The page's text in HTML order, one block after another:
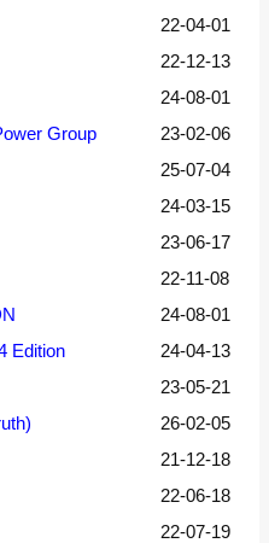
22-04-01
22-12-13
24-08-01
Group
23-02-06
25-07-04
24-03-15
23-06-17
22-11-08
24-08-01
Edition
24-04-13
23-05-21
26-02-05
21-12-18
22-06-18
22-07-19